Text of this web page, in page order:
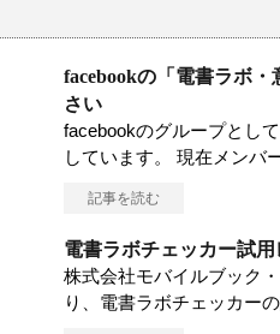
facebookの「電書ラボ
さい
facebookのグループとし
しています。 現在メンバ
記事を読む
電書ラボチェッカー試
株式会社モバイルブック
り、電書ラボチェッカー